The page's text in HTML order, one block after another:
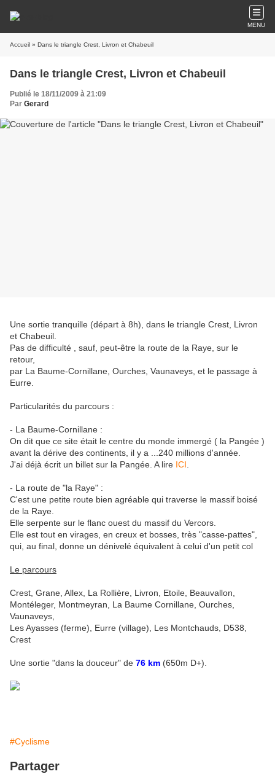
MENU
Accueil » Dans le triangle Crest, Livron et Chabeuil
Dans le triangle Crest, Livron et Chabeuil
Publié le 18/11/2009 à 21:09
Par Gerard
Une sortie tranquille (départ à 8h), dans le triangle Crest, Livron
et Chabeuil.
Pas de difficulté , sauf, peut-être la route de la Raye, sur le
retour,
par La Baume-Cornillane, Ourches, Vaunaveys, et le passage à
Eurre.
Particularités du parcours :
- La Baume-Cornillane :
On dit que ce site était le centre du monde immergé ( la Pangée )
avant la dérive des continents, il y a ...240 millions d'année.
J'ai déjà écrit un billet sur la Pangée. A lire ICI
- La route de "la Raye" :
C'est une petite route bien agréable qui traverse le massif boisé
de la Raye.
Elle serpente sur le flanc ouest du massif du Vercors.
Elle est tout en virages, en creux et bosses, très "casse-pattes",
qui, au final, donne un dénivelé équivalent à celui d'un petit col
Le parcours
Crest, Grane, Allex, La Rollière, Livron, Etoile, Beauvallon,
Montéleger, Montmeyran, La Baume Cornillane, Ourches,
Vaunaveys,
Les Ayasses (ferme), Eurre (village), Les Montchauds, D538,
Crest
Une sortie "dans la douceur" de 76 km (650m D+).
#Cyclisme
Partager